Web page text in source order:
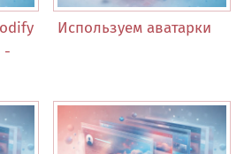
-
Используем аватарки